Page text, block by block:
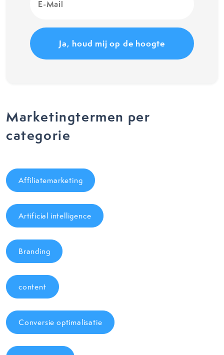
Mail
Marketingtermen per
categorie
Affiliatemarketing
Artificial intelligence
Branding
content
Conversie optimalisatie